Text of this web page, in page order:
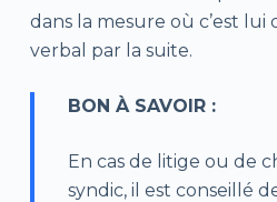
dans la mesure où c’est lui
verbal par la suite.
BON À SAVOIR :
En cas de litige ou de
syndic, il est conseillé